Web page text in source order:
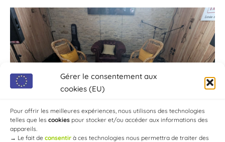
Gérer le consentement aux
cookies (EU)
Pour offrir les meilleures expériences, nous utilisons des technologies
telles que les cookies pour stocker et/ou accéder aux informations des
appareils.
→ Le fait de consentir à ces technologies nous permettra de traiter des